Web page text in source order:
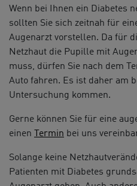
Wenn bei Ihnen ein Diabetes
sollten Sie sich zeitnah für
Augenarzt vorstellen. Da für
Netzhaut die Pupille mit
muss, dürfen Sie nach dem
Auto fahren. Es ist daher am
Untersuchung kommen.
Gerne können Sie für eine
einen
Termin bei uns
Solange keine
Patienten mit Diabetes